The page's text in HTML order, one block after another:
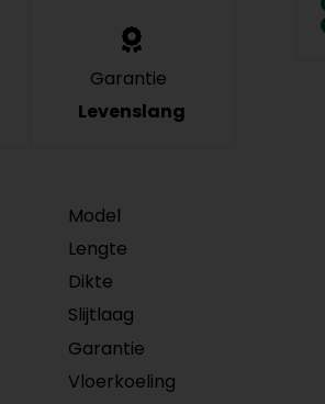
Garantie
Levenslang
Model
Lengte
Dikte
Slijtlaag
Garantie
Vloerkoeling